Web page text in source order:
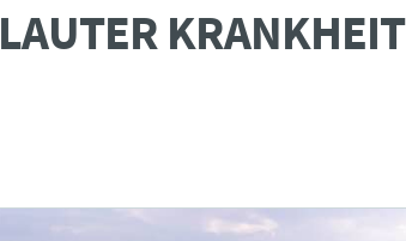
KRANKHEIT